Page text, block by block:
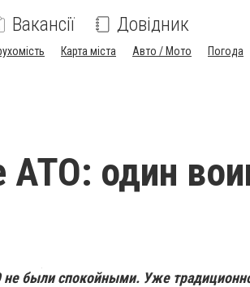
Вакансії Довідник
Карта міста Авто / Мото Погода
АТО: один
были спокойными. Уже